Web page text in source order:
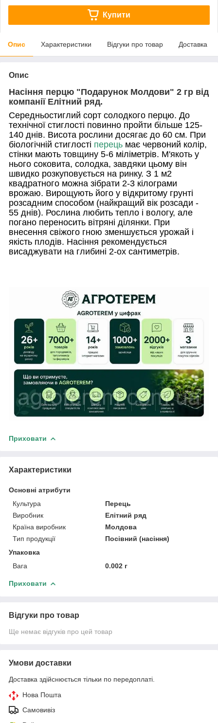
Купити
Опис Характеристики Відгуки про товар Доставка
Опис
Насіння перцю "Подарунок Молдови" 2 гр від
компанії Елітний ряд.
Середньостиглий сорт солодкого перцю. До
технічної стиглості повинно пройти більше 125-
140 днів. Висота рослини досягає до 60 см. При
біологічній стиглості перець має червоний колір,
стінки мають товщину 5-6 міліметрів. М'якоть у
нього соковита, солодка, завдяки цьому він
швидко розкуповується на ринку. З 1 м2
квадратного можна зібрати 2-3 кілограми
врожаю. Вирощують його у відкритому грунті
розсадним способом (найкращий вік розсади -
55 днів). Рослина любить тепло і вологу, але
погано переносить вітряні ділянки. При
внесення свіжого гною зменшується урожай і
якість плодів. Насіння рекомендується
висаджувати на глибині 2-ох сантиметрів.
Приховати
Характеристики
Основні атрибути
Культура
Перець
Виробник
Елітний ряд
Країна виробник
Молдова
Тип продукції
Посівний (насіння)
Упаковка
Вага
0.002 г
Приховати
Відгуки про товар
Ще немає відгуків про цей товар
Умови доставки
Доставка здійснюється тільки по передоплаті.
Нова Пошта
Самовивіз